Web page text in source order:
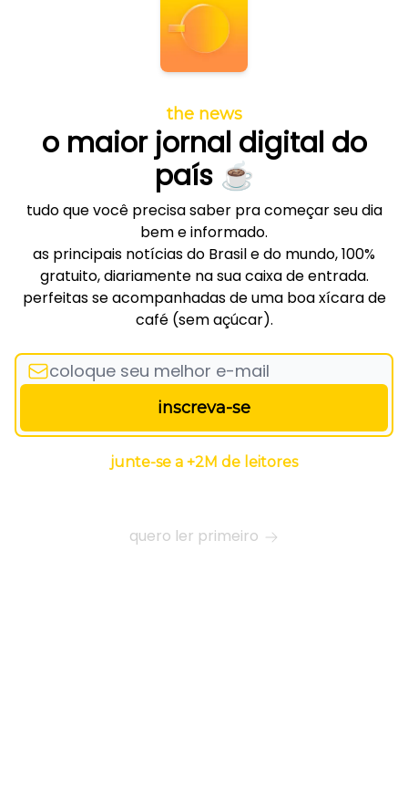
the news
o maior jornal digital do
país☕
tudo que você precisa saber pra começar seu dia
bem e informado.
as principais notícias do Brasil e do mundo, 100%
gratuito, diariamente na sua caixa de entrada.
perfeitas se acompanhadas de uma boa xícara de
café (sem açúcar).
junte-se a +2M de leitores
quero ler primeiro